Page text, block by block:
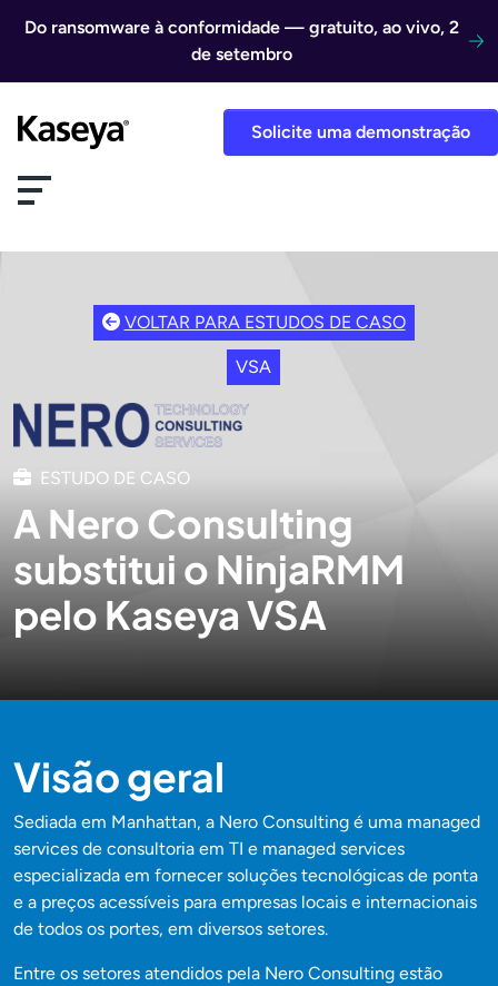
Do ransomware à conformidade — gratuito, ao vivo, 2
de setembro
Solicite uma demonstração
VOLTAR PARA ESTUDOS DE CASO
VSA
ESTUDO DE CASO
A Nero Consulting
substitui o NinjaRMM
pelo Kaseya VSA
Visão geral
Sediada em Manhattan, a Nero Consulting é uma managed
services de consultoria em TI e managed services
especializada em fornecer soluções tecnológicas de ponta
e a preços acessíveis para empresas locais e internacionais
de todos os portes, em diversos setores.
Entre os setores atendidos pela Nero Consulting estão